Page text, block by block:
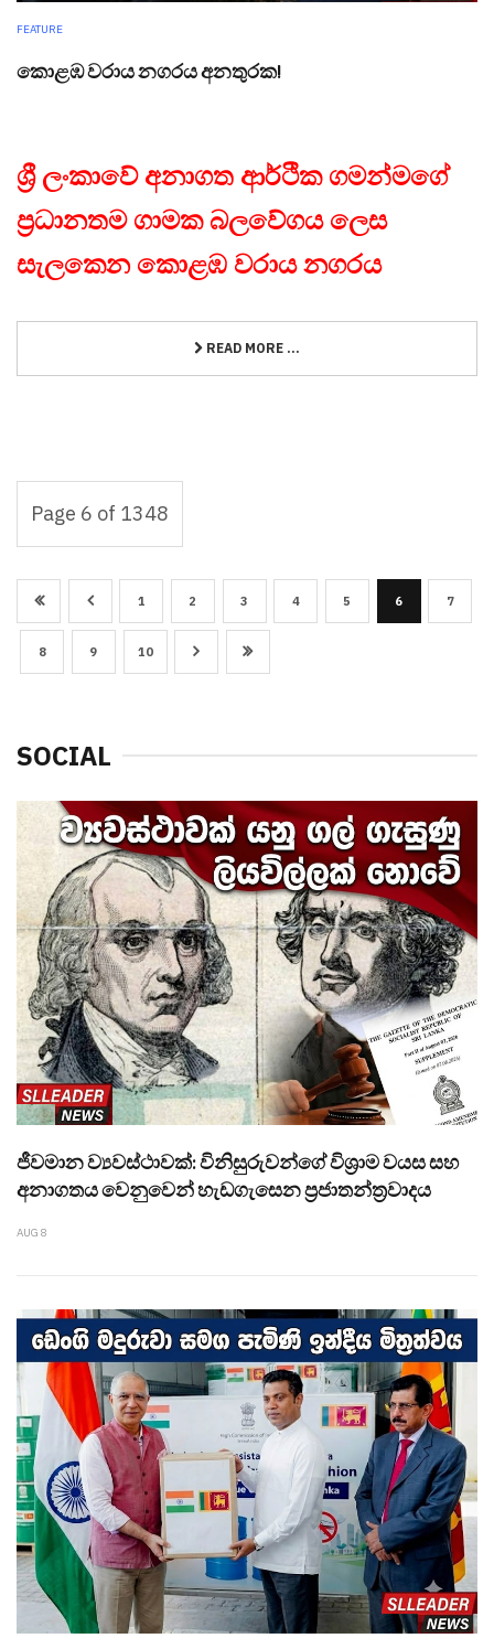
FEATURE
කොළඹ වරාය නගරය අනතුරක!
ශ්‍රී ලංකාවේ අනාගත ආර්ථික ගමන්මගේ
ප්‍රධානතම ගාමක බලවේගය ලෙස
සැලකෙන කොළඹ වරාය නගරය
READ MORE ...
Page 6 of 1348
1 2 3 4 5 6 7
8 9 10
SOCIAL
ජීවමාන ව්‍යවස්ථාවක්: විනිසුරුවන්ගේ විශ්‍රාම වයස සහ
අනාගතය වෙනුවෙන් හැඩගැසෙන ප්‍රජාතන්ත්‍රවාදය
AUG 8